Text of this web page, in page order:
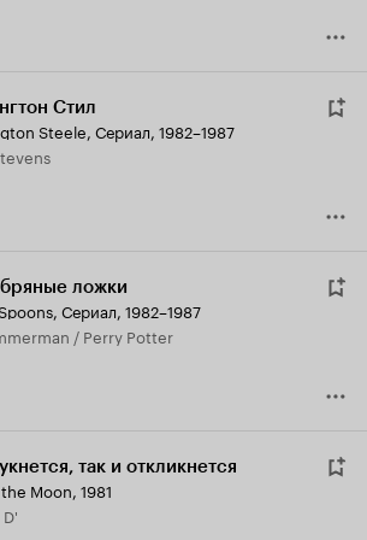
Стил
Steele, Сериал, 1982–1987
ложки
, Сериал, 1982–1987
/ Perry Potter
так и откликнется
Moon, 1981
D'